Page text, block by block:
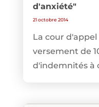
d'anxiété"
21 octobre 2014
La cour
versement de
d'indemnités à